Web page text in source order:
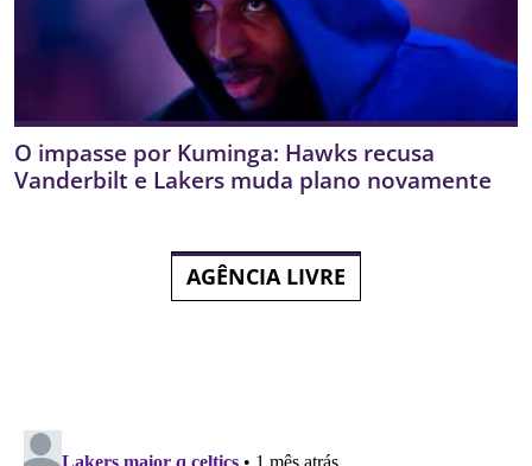
O impasse por Kuminga: Hawks recusa
Vanderbilt e Lakers muda plano novamente
AGÊNCIA LIVRE